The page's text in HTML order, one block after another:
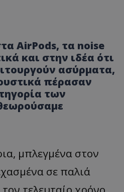
AirPods, τα noise
και στην ιδέα ότι
ασύρματα,
πέρασαν
των
μπλεγμένα στον
σε παλιά